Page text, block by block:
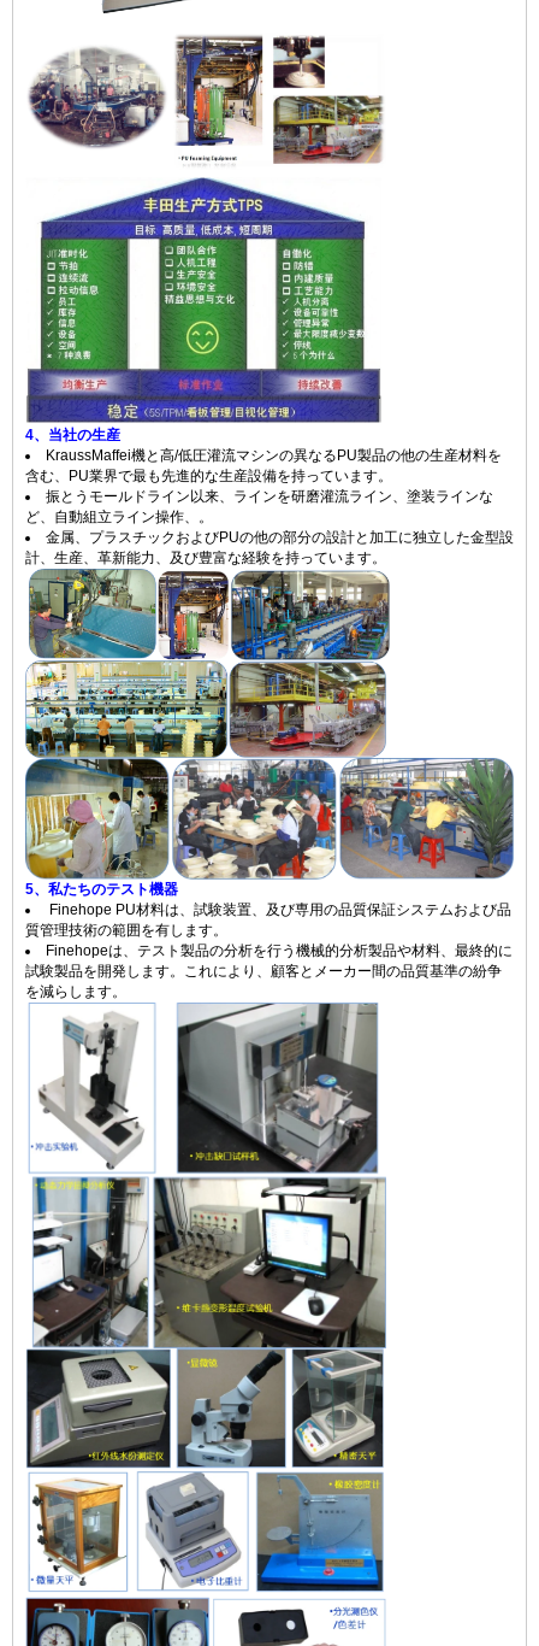
4、当社の生産
KraussMaffei機と高/低圧灌流マシンの異なるPU製品の他の生産材料を
含む、PU業界で最も先進的な生産設備を持っています。
振とうモールドライン以来、ラインを研磨灌流ライン、塗装ラインな
ど、自動組立ライン操作、。
金属、プラスチックおよびPUの他の部分の設計と加工に独立した金型設
計、生産、革新能力、及び豊富な経験を持っています。
5、私たちのテスト機器
Finehope PU材料は、試験装置、及び専用の品質保証システムおよび品
質管理技術の範囲を有します。
Finehopeは、テスト製品の分析を行う機械的分析製品​​や材料、最終的に
試験製品を開発します。これにより、顧客とメーカー間の品質基準の紛争
を減らします。